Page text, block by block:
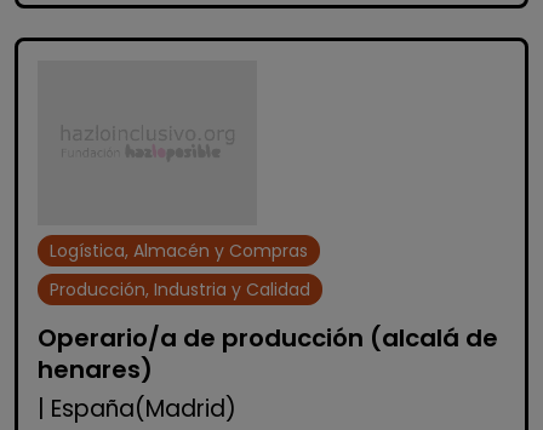
Logística, Almacén y Compras
Producción, Industria y Calidad
Operario/a de producción (alcalá de
henares)
| España(Madrid)